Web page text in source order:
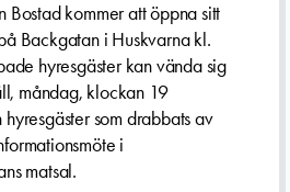
Bostad kommer att öppna sitt
Backgatan i Huskvarna kl.
hyresgäster kan vända sig
måndag, klockan 19
som drabbats av
i
matsal.